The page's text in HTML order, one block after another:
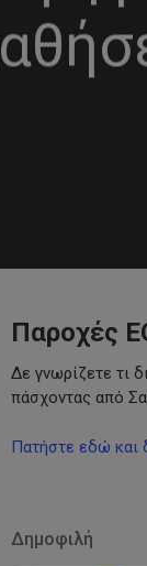
Παροχές
Δε γνωρίζετε τι
πάσχοντας από
Πατήστε εδώ και
Δημοφιλή